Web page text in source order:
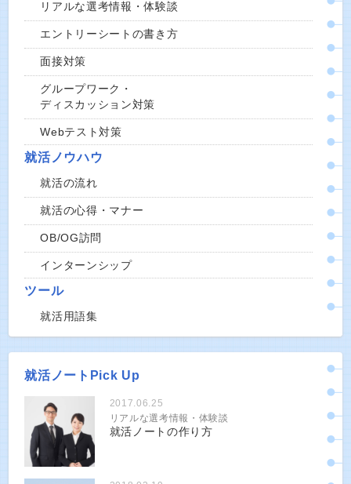
リアルな選考情報・体験談
エントリーシートの書き方
面接対策
グループワーク・
ディスカッション対策
Webテスト対策
就活ノウハウ
就活の流れ
就活の心得・マナー
OB/OG訪問
インターンシップ
ツール
就活用語集
就活ノートPick Up
2017.06.25
リアルな選考情報・体験談
就活ノートの作り方